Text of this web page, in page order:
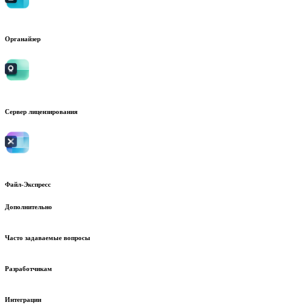
Органайзер
Сервер лицензирования
Файл-Экспресс
Дополнительно
Часто задаваемые вопросы
Разработчикам
Интеграции